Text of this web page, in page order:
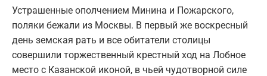
Устрашенные ополчением Минина и Пожарского,
поляки бежали из Москвы. В первый же воскресный
день земская рать и все обитатели столицы
совершили торжественный крестный ход на Лобное
место с Казанской иконой, в чьей чудотворной силе